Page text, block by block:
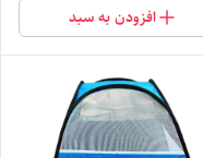
افزودن به سبد